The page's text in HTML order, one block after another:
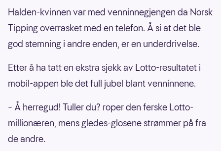
Halden-kvinnen var med venninnegjengen da Norsk
Tipping overrasket med en telefon. Å si at det ble
god stemning i andre enden, er en underdrivelse.
Etter å ha tatt en ekstra sjekk av Lotto-resultatet i
mobil-appen ble det full jubel blant venninnene.
– Å herregud! Tuller du? roper den ferske Lotto-
millionæren, mens gledes-glosene strømmer på fra
de andre.